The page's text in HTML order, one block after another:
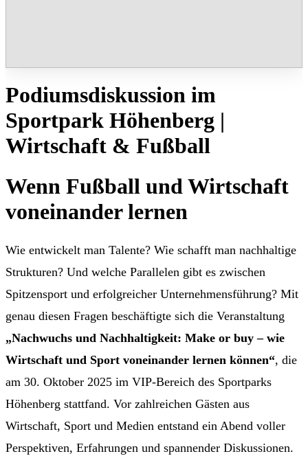
Podiumsdiskussion im
Sportpark Höhenberg |
Wirtschaft & Fußball
Wenn Fußball und Wirtschaft
voneinander lernen
Wie entwickelt man Talente? Wie schafft man nachhaltige
Strukturen? Und welche Parallelen gibt es zwischen
Spitzensport und erfolgreicher Unternehmensführung? Mit
genau diesen Fragen beschäftigte sich die Veranstaltung
„Nachwuchs und Nachhaltigkeit: Make or buy – wie
Wirtschaft und Sport voneinander lernen können“, die
am 30. Oktober 2025 im VIP-Bereich des Sportparks
Höhenberg stattfand. Vor zahlreichen Gästen aus
Wirtschaft, Sport und Medien entstand ein Abend voller
Perspektiven, Erfahrungen und spannender Diskussionen.